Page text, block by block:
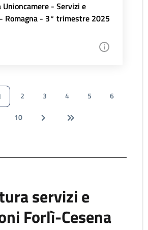
- Servizi e
Romagna - 3° trimestre 2025
2 3 4 5
6
10
servizi e
Forlì-Cesena